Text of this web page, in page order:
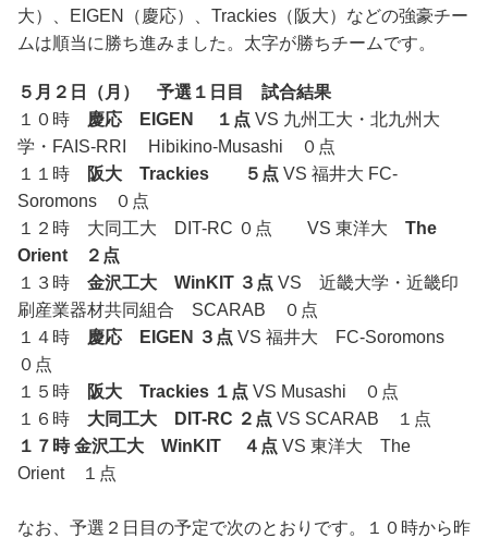
大）、EIGEN（慶応）、Trackies（阪大）などの強豪チー
ムは順当に勝ち進みました。太字が勝ちチームです。
５月２日（月） 予選１日目 試合結果
１０時
慶応 EIGEN １点 VS 九州工大・北九州大
学・FAIS-RRI Hibikino-Musashi ０点
１１時
阪大 Trackies ５点 VS 福井大 FC-
Soromons ０点
１２時 大同工大 DIT-RC ０点 VS 東洋大 The
Orient ２点
１３時 金沢工大 WinKIT ３点 VS 近畿大学・近畿印
刷産業器材共同組合 SCARAB ０点
１４時
慶応 EIGEN ３点 VS 福井大 FC-Soromons
０点
１５時
阪大 Trackies １点 VS Musashi ０点
１６時 大同工大 DIT-RC ２点 VS SCARAB １点
１７時金沢工大 WinKIT ４点 VS 東洋大 The
Orient １点
なお、予選２日目の予定で次のとおりです。１０時から昨